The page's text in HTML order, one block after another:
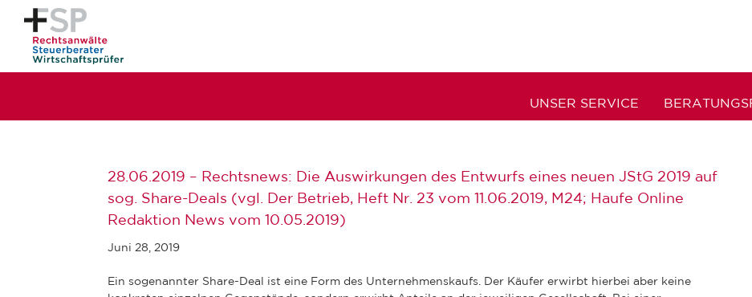
UNSER SERVICE
28.06.2019 – Rechtsnews: Die Auswirkungen des Entwurfs eines neuen JStG 2019 auf
sog. Share-Deals (vgl. Der Betrieb, Heft Nr. 23 vom 11.06.2019, M24; Haufe Online
Redaktion News vom 10.05.2019)
Juni 28, 2019
Ein sogenannter Share-Deal ist eine Form des Unternehmenskaufs. Der Käufer erwirbt hierbei aber keine